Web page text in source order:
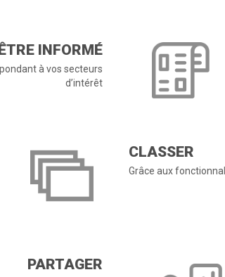
INFORMÉ
à vos secteurs
d’intérêt
CLASSER
Grâce aux
PARTAGER